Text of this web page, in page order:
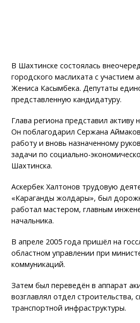
В Шахтинске состоялась
городского маслихата с участием
Жениса Касымбека. Депутаты
представленную кандидатуру.
Глава региона представил активу
Он поблагодарил Сержана
работу и вновь назначенному
задачи по социально-
Шахтинска.
Аскербек Халтонов трудовую
«Караганды жолдары», был
работал мастером, главным
начальника.
В апреле 2005 года пришёл на
областном управлении при
коммуникаций.
Затем был переведён в аппарат
возглавлял отдел строительства,
транспортной инфраструктуры.